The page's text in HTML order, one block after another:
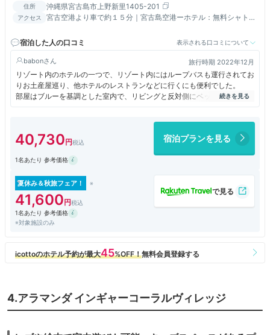
住所 沖縄県宮古島市上野新里1405-201
アクセス
宮古空港より車で約１５分｜宮古島空港ーホテル：無料シャトル
より
宿泊した人の口コミ 表示される口コミについて
babon 旅行時期 2022年12月
リゾート内のホテルの一つで、リゾート内にはループバスも運行されてお
りお土産屋巡り、他ホテルのレストランなどに行くにも便利でした。
部屋はブルーを基調とした室内で、リビングと反対側にベッドルーム、パ
ウダールームも洗面台が2つついており使い勝手が良かったです。
屋外ジャグジーもあり、ゆったりと海を見ながら入ることができます。
朝食がとても魅力的で、和定食の店舗と洋食ビュッフェレストランがあり
ます。
たっぷりの出汁が効いたブイヤベース、マリネ等々・・・
朝食とは言えないクオリティーでした。品数はそこまで多くはないです
が、手の込んだ料理の数々です。十分お腹も満足できます。
朝からシャンパンも飲めますよ～。
和定食も毎日少しずつメニューを変えているようで、連泊でも十分楽しめ
ビーチからも近いので海も楽しめゴルフ場、温泉も併設されているのでリ
ゾート内で十分堪能できると思います。
せめて最終の飛行機に合わせて運行してほしいですね。
40,730 宿泊プランを見る
1名あたり 参考価格
夏休み＆秋旅フェア！
41,600
1名あたり 参考価格
※対象施設のみ
4.アラマンダ インギャーコーラルヴィレッジ